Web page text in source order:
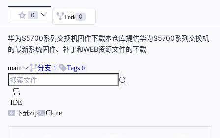
0 Fork 0
华为S5700系列交换机固件下载本仓库提供华为S5700系列交换机
的最新系统固件、补丁和WEB资源文件的下载
main 分支 1 Tags 0
IDE
下载zip
Clone